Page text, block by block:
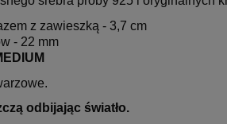
z zawieszką - 3,7 cm
- 22 mm
odbijając światło.